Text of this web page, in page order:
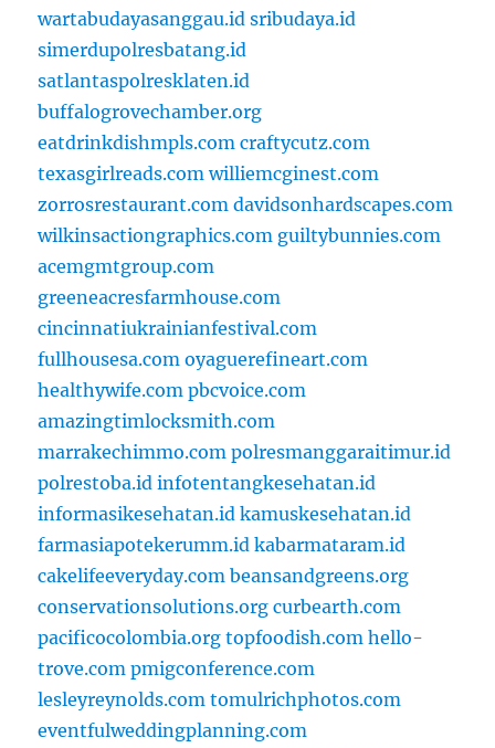
wartabudayasanggau.id sribudaya.id
simerdupolresbatang.id
satlantaspolresklaten.id
buffalogrovechamber.org
eatdrinkdishmpls.com craftycutz.com
texasgirlreads.com williemcginest.com
zorrosrestaurant.com davidsonhardscapes.com
wilkinsactiongraphics.com guiltybunnies.com
acemgmtgroup.com
greeneacresfarmhouse.com
cincinnatiukrainianfestival.com
fullhousesa.com oyaguerefineart.com
healthywife.com pbcvoice.com
amazingtimlocksmith.com
marrakechimmo.com polresmanggaraitimur.id
polrestoba.id infotentangkesehatan.id
informasikesehatan.id kamuskesehatan.id
farmasiapotekerumm.id kabarmataram.id
cakelifeeveryday.com beansandgreens.org
conservationsolutions.org curbearth.com
pacificocolombia.org topfoodish.com hello-
trove.com pmigconference.com
lesleyreynolds.com tomulrichphotos.com
eventfulweddingplanning.com